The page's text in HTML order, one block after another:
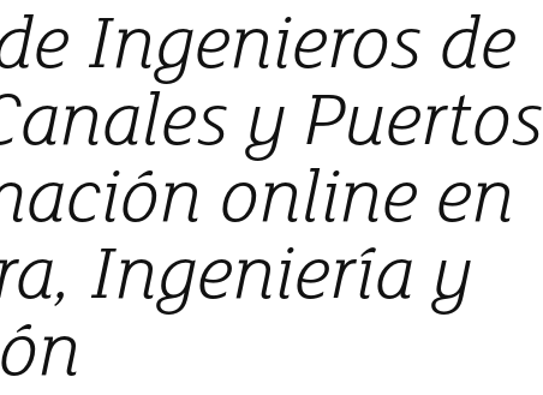
Ingenieros de
y Puertos
online en
Ingeniería y